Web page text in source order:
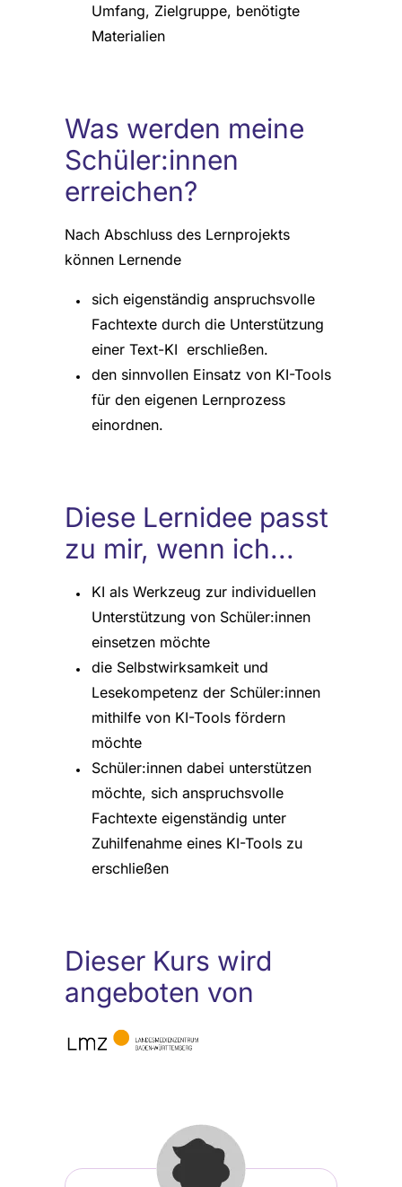
Umfang, Zielgruppe, benötigte
Materialien
Was werden meine
Schüler:innen
erreichen?
Nach Abschluss des Lernprojekts
können Lernende
sich eigenständig anspruchsvolle
Fachtexte durch die Unterstützung
einer Text-KI erschließen.
den sinnvollen Einsatz von KI-Tools
für den eigenen Lernprozess
einordnen.
Diese Lernidee passt
zu mir, wenn ich...
KI als Werkzeug zur individuellen
Unterstützung von Schüler:innen
einsetzen möchte
die Selbstwirksamkeit und
Lesekompetenz der Schüler:innen
mithilfe von KI-Tools fördern
möchte
Schüler:innen dabei unterstützen
möchte, sich anspruchsvolle
Fachtexte eigenständig unter
Zuhilfenahme eines KI-Tools zu
erschließen
Dieser Kurs wird
angeboten von